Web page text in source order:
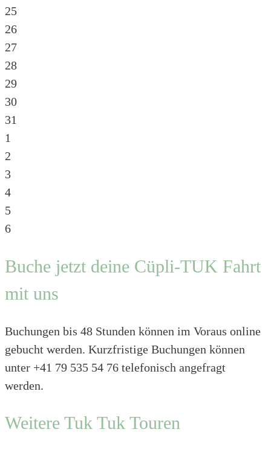
25
26
27
28
29
30
31
1
2
3
4
5
6
Buche jetzt deine Cüpli-TUK Fahrt
mit uns
Buchungen bis 48 Stunden können im Voraus online
gebucht werden. Kurzfristige Buchungen können
unter +41 79 535 54 76 telefonisch angefragt
werden.
Weitere Tuk Tuk Touren